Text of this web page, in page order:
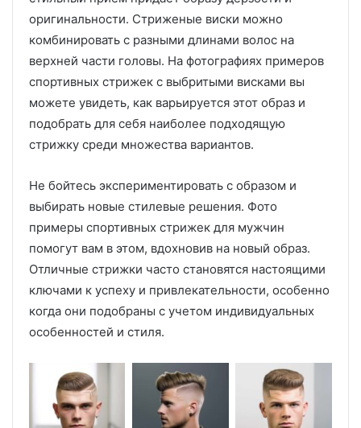
оригинальности. Стриженые виски можно
комбинировать с разными длинами волос на
верхней части головы. На фотографиях примеров
спортивных стрижек с выбритыми висками вы
можете увидеть, как варьируется этот образ и
подобрать для себя наиболее подходящую
стрижку среди множества вариантов.
Не бойтесь экспериментировать с образом и
выбирать новые стилевые решения. Фото
примеры спортивных стрижек для мужчин
помогут вам в этом, вдохновив на новый образ.
Отличные стрижки часто становятся настоящими
ключами к успеху и привлекательности, особенно
когда они подобраны с учетом индивидуальных
особенностей и стиля.